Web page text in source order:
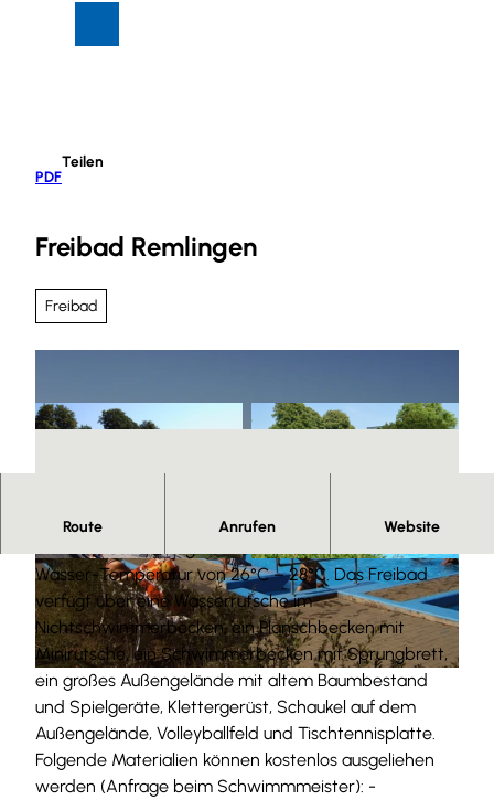
PDF
Teilen
Freibad Remlingen
Freibad
© Freibad Remlingen e. V./H. Wiegel Beisitzer
© Freibad Remlingen e. V./H. Wiegel Beisitzer © Freibad Remlingen e. V./H. Wiegel Beisitzer
Route Anrufen Website
Herzlich Willkommen im Freibad Remlingen.
Wasser-Temperatur von 26°C – 28°C. Das Freibad
verfügt über eine Wasserrutsche im
Nichtschwimmerbecken, ein Planschbecken mit
Minirutsche, ein Schwimmerbecken mit Sprungbrett,
ein großes Außengelände mit altem Baumbestand
und Spielgeräte, Klettergerüst, Schaukel auf dem
Außengelände, Volleyballfeld und Tischtennisplatte.
Folgende Materialien können kostenlos ausgeliehen
werden (Anfrage beim Schwimmmeister): -